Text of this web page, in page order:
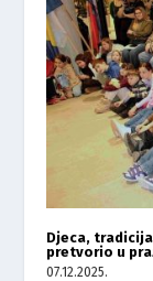
Djeca,
pretvorio u
07.12.2025.